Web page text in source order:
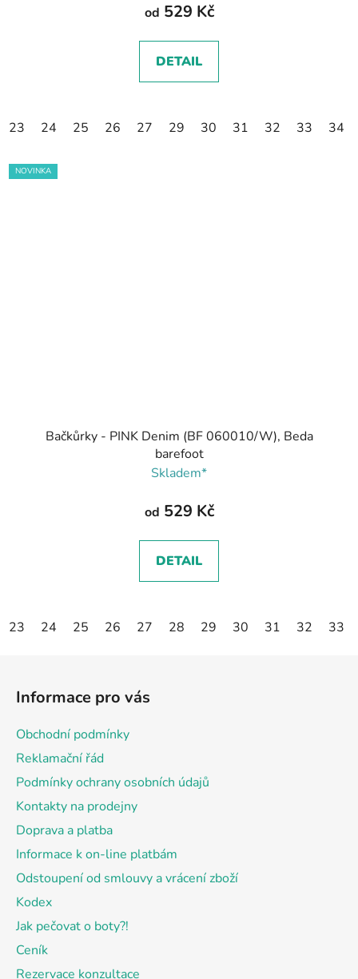
od 529 Kč
DETAIL
23 24 25 26 27 29 30 31 32 33 34
NOVINKA
Bačkůrky - PINK Denim (BF 060010/W), Beda
barefoot
Skladem*
od 529 Kč
DETAIL
23 24 25 26 27 28 29 30 31 32 33
Informace pro vás
Obchodní podmínky
Reklamační řád
Podmínky ochrany osobních údajů
Kontakty na prodejny
Doprava a platba
Informace k on-line platbám
Odstoupení od smlouvy a vrácení zboží
Kodex
Jak pečovat o boty?!
Ceník
Rezervace konzultace